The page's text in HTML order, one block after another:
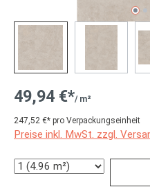
49,94 €*/ m²
247,52 €* pro Verpackungseinheit
Preise inkl. MwSt. zzgl.
Anzahl